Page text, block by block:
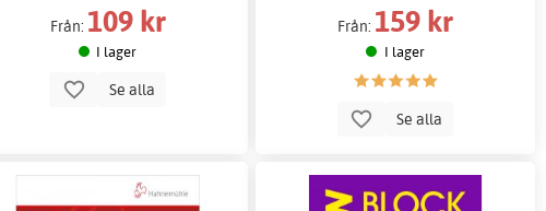
Från: 109 kr
I lager
Se alla
Från: 159 kr
I lager
Se alla